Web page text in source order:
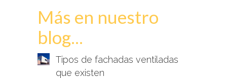
Más en nuestro
blog...
Tipos de fachadas ventiladas
que existen